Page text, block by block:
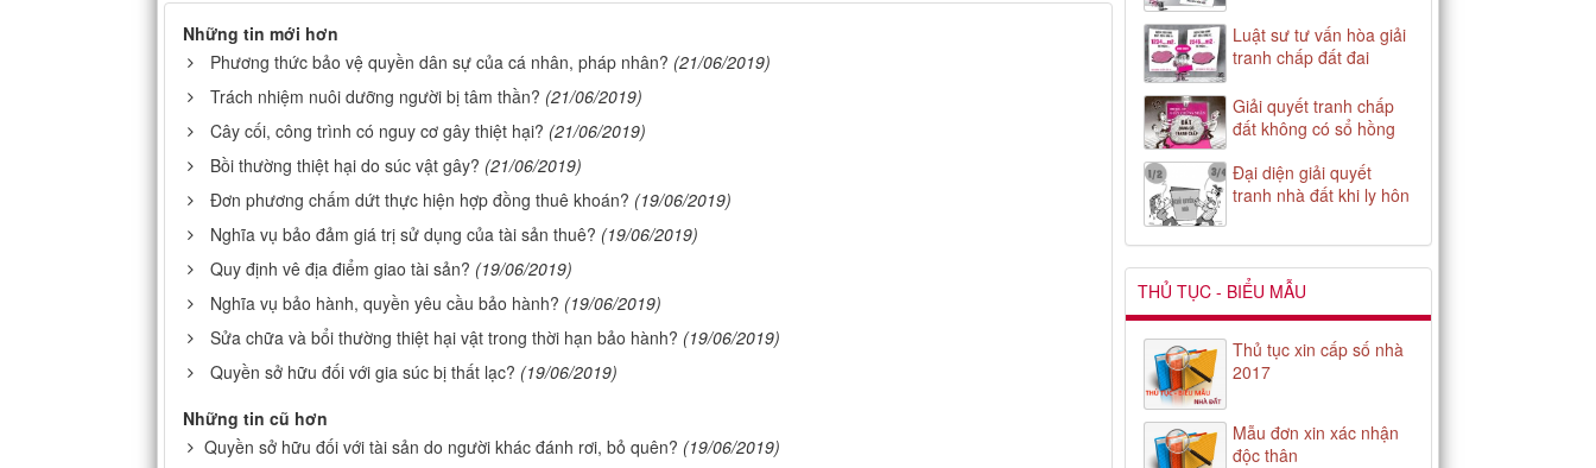
Những tin mới hơn
Phương thức bảo vệ quyền dân sự của cá nhân, pháp nhân? (21/06/2019)
Trách nhiệm nuôi dưỡng người bị tâm thần? (21/06/2019)
Cây cối, công trình có nguy cơ gây thiệt hại? (21/06/2019)
Bồi thường thiệt hại do súc vật gây? (21/06/2019)
Đơn phương chấm dứt thực hiện hợp đồng thuê khoán? (19/06/2019)
Nghĩa vụ bảo đảm giá trị sử dụng của tài sản thuê? (19/06/2019)
Quy định vê địa điểm giao tài sản? (19/06/2019)
Nghĩa vụ bảo hành, quyền yêu cầu bảo hành? (19/06/2019)
Sửa chữa và bổi thường thiệt hại vật trong thời hạn bảo hành? (19/06/2019)
Quyền sở hữu đối với gia súc bị thất lạc? (19/06/2019)
Những tin cũ hơn
Quyền sở hữu đối với tài sản do người khác đánh rơi, bỏ quên? (19/06/2019)
Luật sư tư vấn hòa giải
tranh chấp đất đai
Giải quyết tranh chấp
đất không có sổ hồng
Đại diện giải quyết
tranh nhà đất khi ly hôn
THỦ TỤC - BIỂU MẪU
Thủ tục xin cấp số nhà
2017
Mẫu đơn xin xác nhận
độc thân